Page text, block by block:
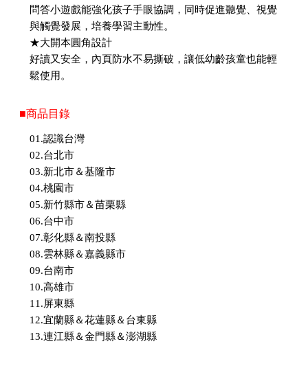
問答小遊戲能強化孩子手眼協調，同時促進聽覺、視覺
與觸覺發展，培養學習主動性。
★大開本圓角設計
好讀又安全，內頁防水不易撕破，讓低幼齡孩童也能輕
鬆使用。
■商品目錄
01.認識台灣
02.台北市
03.新北市＆基隆市
04.桃園市
05.新竹縣市＆苗栗縣
06.台中市
07.彰化縣＆南投縣
08.雲林縣＆嘉義縣市
09.台南市
10.高雄市
11.屏東縣
12.宜蘭縣＆花蓮縣＆台東縣
13.連江縣＆金門縣＆澎湖縣